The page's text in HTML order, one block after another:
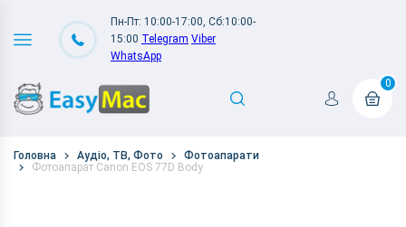
Пн-Пт: 10:00-17:00, Сб:10:00-
15:00 Telegram Viber
WhatsApp
0
Головна Аудіо, ТВ, Фото
Фотоапарати
Фотоапарат Canon EOS 77D Body